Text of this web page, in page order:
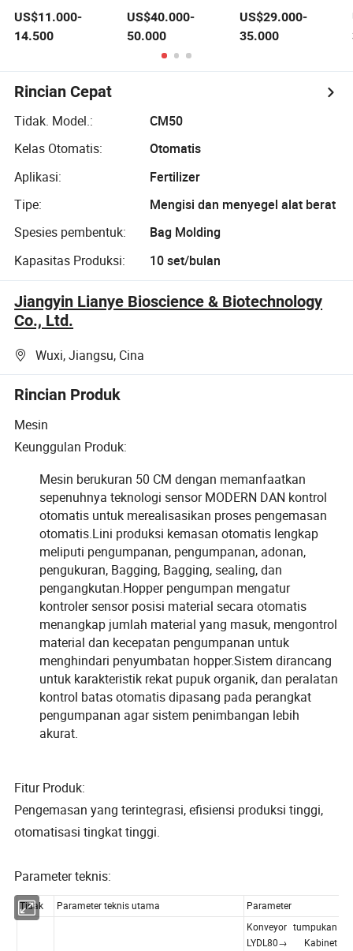
Mesin Otomatis
1L-5L
US$11.000-
14.500
Thermoforming
Keju Otomatis
yang Inovatif
US$40.000-
50.000
Pengemasan
Makanan Permen
Biskuit Wafer
US$29.000-
35.000
Rincian Cepat
Tidak. Model.:
CM50
Kelas Otomatis:
Otomatis
Aplikasi:
Fertilizer
Tipe:
Mengisi dan menyegel alat berat
Spesies pembentuk:
Bag Molding
Kapasitas Produksi:
10 set/bulan
Jiangyin Lianye Bioscience & Biotechnology
Co., Ltd.
Wuxi, Jiangsu, Cina
Rincian Produk
Mesin
Keunggulan Produk:
Mesin berukuran 50 CM dengan memanfaatkan
sepenuhnya teknologi sensor MODERN DAN kontrol
otomatis untuk merealisasikan proses pengemasan
otomatis.Lini produksi kemasan otomatis lengkap
meliputi pengumpanan, pengumpanan, adonan,
pengukuran, Bagging, Bagging, sealing, dan
pengangkutan.Hopper pengumpan mengatur
kontroler sensor posisi material secara otomatis
menangkap jumlah material yang masuk, mengontrol
material dan kecepatan pengumpanan untuk
menghindari penyumbatan hopper.Sistem dirancang
untuk karakteristik rekat pupuk organik, dan peralatan
kontrol batas otomatis dipasang pada perangkat
pengumpanan agar sistem penimbangan lebih
akurat.
Fitur Produk:
Pengemasan yang terintegrasi, efisiensi produksi tinggi,
otomatisasi tingkat tinggi.
Parameter teknis: